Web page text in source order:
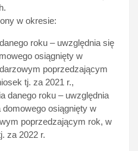
w okresie:
roku – uwzględnia się
osiągnięty w
poprzedzającym
tj. za 2021 r.,
danego roku – uwzględnia
osiągnięty w
poprzedzającym rok, w
za 2022 r.